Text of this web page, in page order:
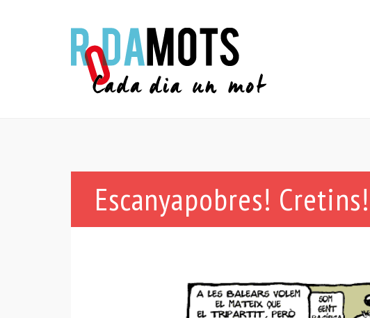
Escanyapobres!